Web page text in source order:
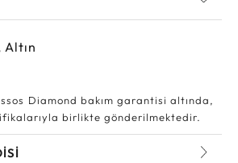
Altın
Diamond bakım garantisi altında,
birlikte gönderilmektedir.